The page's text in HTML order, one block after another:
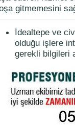
gitmemesini
İdealtepe ve
olduğu işlere
gerekli bilgileri